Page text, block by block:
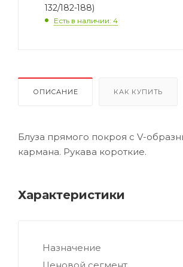
132/182-188)
Есть в наличии: 4
ОПИСАНИЕ КАК КУПИТЬ
Блуза прямого покроя с V-
кармана. Рукава короткие.
Характеристики
Назначение